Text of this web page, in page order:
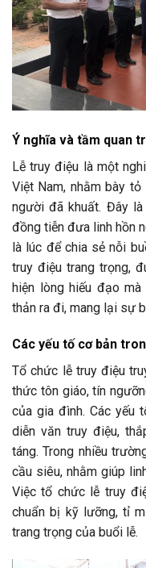
Ý nghĩa và tầm quan
Lễ truy điệu là một
Việt Nam, nhằm bày
người đã khuất. Đây
đồng tiễn đưa linh hồn
là lúc để chia sẻ nỗi
truy điệu trang trọng,
hiện lòng hiếu đạo
thản ra đi, mang lại sự
Các yếu tố cơ bản
Tổ chức lễ truy điệu
thức tôn giáo, tín
của gia đình. Các yếu
diễn văn truy điệu,
táng. Trong nhiều
cầu siêu, nhằm giúp
Việc tổ chức lễ truy
chuẩn bị kỹ lưỡng, tỉ
trang trọng của buổi lễ.